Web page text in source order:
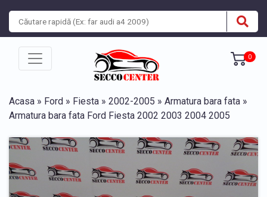
0
Acasa » Ford » Fiesta » 2002-2005 » Armatura bara fata »
Armatura bara fata Ford Fiesta 2002 2003 2004 2005